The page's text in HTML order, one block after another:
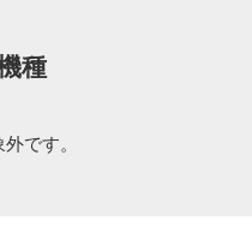
種
です。